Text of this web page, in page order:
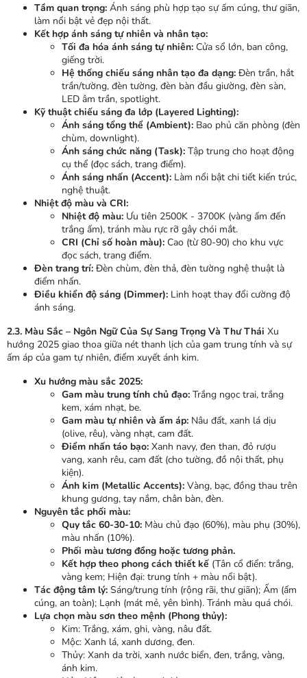
Tầm quan trọng: Ánh sáng phù hợp tạo sự ấm cúng, thư giãn,
làm nổi bật vẻ đẹp nội thất.
Kết hợp ánh sáng tự nhiên và nhân tạo:
Tối đa hóa ánh sáng tự nhiên: Cửa sổ lớn, ban công,
giếng trời.
Hệ thống chiếu sáng nhân tạo đa dạng: Đèn trần, hắt
trần/tường, đèn tường, đèn bàn đầu giường, đèn sàn,
LED âm trần, spotlight.
Kỹ thuật chiếu sáng đa lớp (Layered Lighting):
Ánh sáng tổng thể (Ambient): Bao phủ căn phòng (đèn
chùm, downlight).
Ánh sáng chức năng (Task): Tập trung cho hoạt động
cụ thể (đọc sách, trang điểm).
Ánh sáng nhấn (Accent): Làm nổi bật chi tiết kiến trúc,
nghệ thuật.
Nhiệt độ màu và CRI:
Nhiệt độ màu: Ưu tiên 2500K - 3700K (vàng ấm đến
trắng ấm), tránh màu rực rỡ gây chói mắt.
CRI (Chỉ số hoàn màu): Cao (từ 80-90) cho khu vực
đọc sách, trang điểm.
Đèn trang trí: Đèn chùm, đèn thả, đèn tường nghệ thuật là
điểm nhấn.
Điều khiển độ sáng (Dimmer): Linh hoạt thay đổi cường độ
ánh sáng.
2.3. Màu Sắc – Ngôn Ngữ Của Sự Sang Trọng Và Thư Thái Xu
hướng 2025 giao thoa giữa nét thanh lịch của gam trung tính và sự
ấm áp của gam tự nhiên, điểm xuyết ánh kim.
Xu hướng màu sắc 2025:
Gam màu trung tính chủ đạo: Trắng ngọc trai, trắng
kem, xám nhạt, be.
Gam màu tự nhiên và ấm áp: Nâu đất, xanh lá dịu
(olive, rêu), vàng nhạt, cam đất.
Điểm nhấn táo bạo: Xanh navy, đen than, đỏ rượu
vang, xanh rêu, cam đất (cho tường, đồ nội thất, phụ
kiện).
Ánh kim (Metallic Accents): Vàng, bạc, đồng thau trên
khung gương, tay nắm, chân bàn, đèn.
Nguyên tắc phối màu:
Quy tắc 60-30-10: Màu chủ đạo (60%), màu phụ (30%),
màu nhấn (10%).
Phối màu tương đồng hoặc tương phản.
Kết hợp theo phong cách thiết kế (Tân cổ điển: trắng,
vàng kem; Hiện đại: trung tính + màu nổi bật).
Tác động tâm lý: Sáng/trung tính (rộng rãi, thư giãn); Ấm (ấm
cúng, an toàn); Lạnh (mát mẻ, yên bình). Tránh màu quá chói.
Lựa chọn màu sơn theo mệnh (Phong thủy):
Kim: Trắng, xám, ghi, vàng, nâu đất.
Mộc: Xanh lá, xanh dương, đen.
Thủy: Xanh da trời, xanh nước biển, đen, trắng, vàng,
ánh kim.